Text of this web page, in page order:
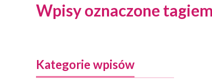
Wpisy oznaczone
Kategorie wpisów